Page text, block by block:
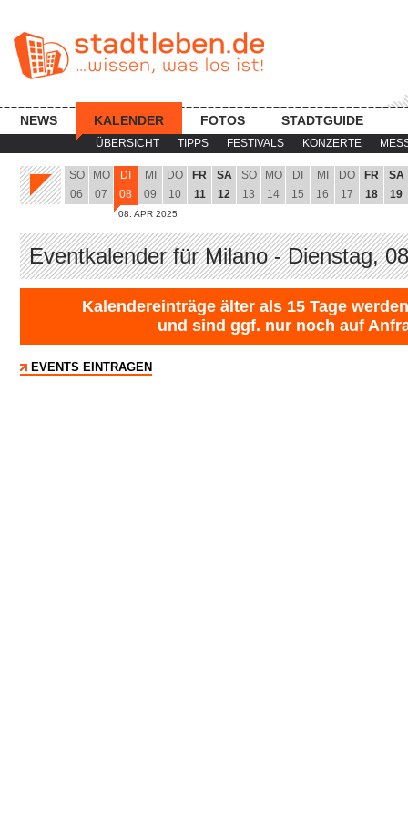
ÜBERSICHT TIPPS FESTIVALS KONZERTE
NEWS KALENDER FOTOS STADTGUIDE
SO
06
MO
07
DI
08
08. APR 2025
MI
09
DO
10
FR
11
SA
12
SO
13
MO
14
DI
15
MI
16
DO
17
FR
18
SA
19
Eventkalender für Milano - Dienstag,
Kalendereinträge älter als 15 Tage
und sind ggf. nur noch auf
EVENTS EINTRAGEN